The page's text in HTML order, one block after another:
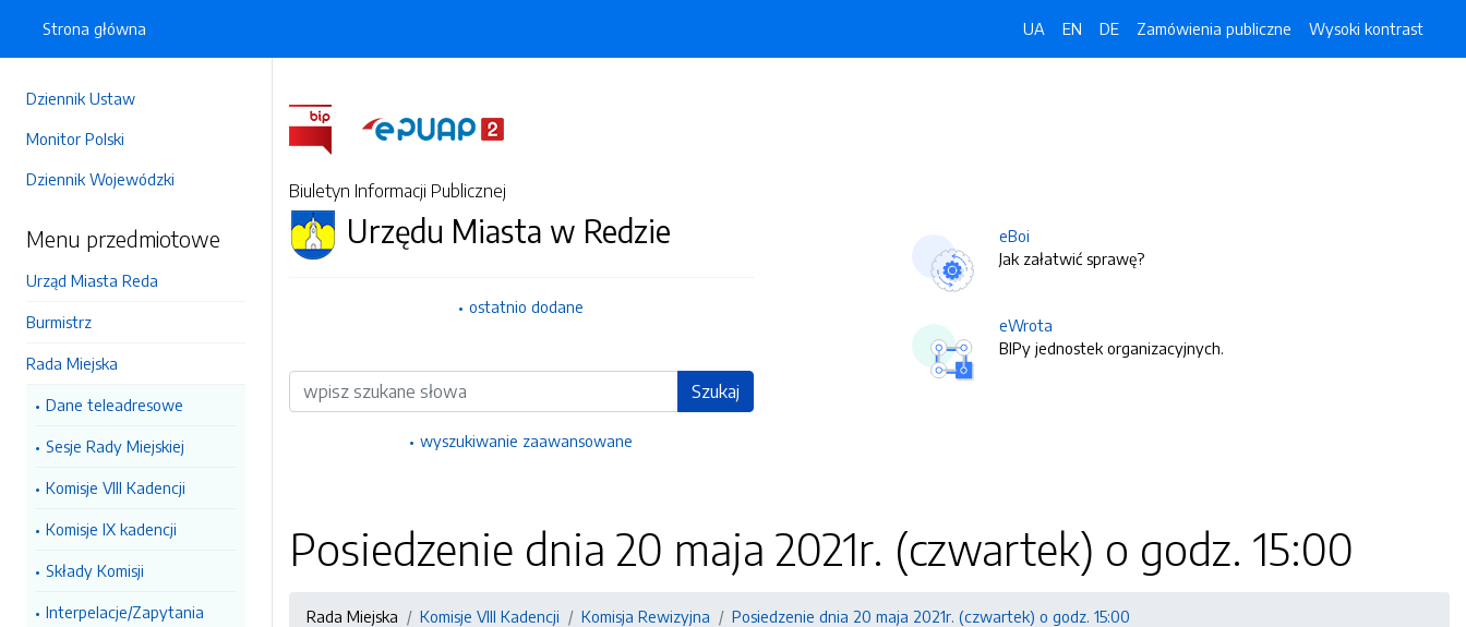
Dziennik Ustaw
Monitor Polski
Dziennik Wojewódzki
Menu przedmiotowe
Urząd Miasta Reda
Burmistrz
Rada Miejska
Dane teleadresowe
Sesje Rady Miejskiej
Komisje VIII Kadencji
Komisje IX kadencji
Składy Komisji
Interpelacje/Zapytania
Strona główna UA EN DE Zamówienia publiczne Wysoki kontrast
Biuletyn Informacji Publicznej
Urzędu Miasta w Redzie
ostatnio dodane
Wyszukiwarka Szukaj
wyszukiwanie zaawansowane
eBoi
Jak załatwić sprawę?
eWrota
BIPy jednostek organizacyjnych.
Posiedzenie dnia 20 maja 2021r. (czwartek) o godz. 15:00
Rada Miejska Komisje VIII Kadencji Komisja Rewizyjna Posiedzenie dnia 20 maja 2021r. (czwartek) o godz. 15:00